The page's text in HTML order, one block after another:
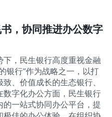
飞书，协同推进办公数
势下，民生银行高度重视金
的银行”作为战略之一，以打
极致、价值成长的生态银行
在数字化办公方面，民生银
内的一站式协同办公平台，